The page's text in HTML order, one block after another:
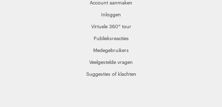
Account aanmaken
Inloggen
Virtuele 360° tour
Publieksreacties
Medegebruikers
Veelgestelde vragen
Suggesties of klachten